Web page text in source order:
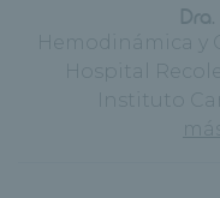
Hemodinámica
Hospital
Instituto